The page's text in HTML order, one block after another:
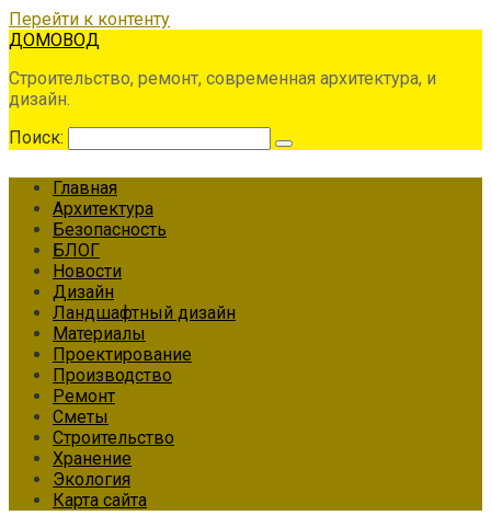
Перейти к контенту
ДОМОВОД
Строительство, ремонт, современная архитектура, и
дизайн.
Поиск:
Главная
Архитектура
Безопасность
БЛОГ
Новости
Дизайн
Ландшафтный дизайн
Материалы
Проектирование
Производство
Ремонт
Сметы
Строительство
Хранение
Экология
Карта сайта